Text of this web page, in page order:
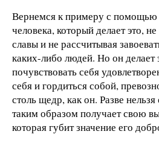
Вернемся к примеру с
человека, который делает это,
славы и не рассчитывая
каких-либо людей. Но он делает
почувствовать себя
себя и гордиться собой,
столь щедр, как он. Разве нельзя
таким образом получает свою
которая губит значение его